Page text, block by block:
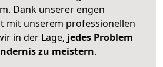
Dank unserer engen
mit unserem professionellen
in der Lage, jedes Problem
zu meistern.